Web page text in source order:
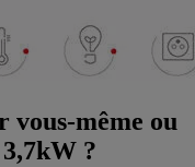
vous-même ou
?